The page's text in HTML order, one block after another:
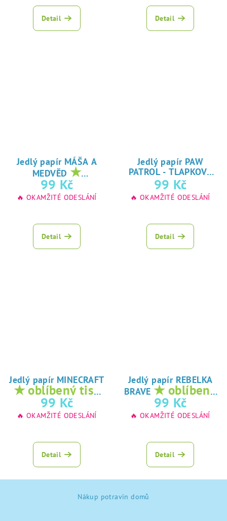
Detail Detail
Jedlý papír MÁŠA A
MEDVĚD ★
oblíbený tisk na
jedlý papír
99 Kč
🔥 OKAMŽITÉ ODESLÁNÍ
Detail
Jedlý papír PAW
PATROL - TLAPKOVÁ
PATROLA★
oblíbený tisk na
jedlý papír
99 Kč
🔥 OKAMŽITÉ ODESLÁNÍ
Detail
Jedlý papír MINECRAFT
★ oblíbený tisk
na jedlý papír
99 Kč
🔥 OKAMŽITÉ ODESLÁNÍ
Detail
Jedlý papír REBELKA
BRAVE ★ oblíbený
tisk na jedlý
papír
99 Kč
🔥 OKAMŽITÉ ODESLÁNÍ
Detail
Nákup potravin domů